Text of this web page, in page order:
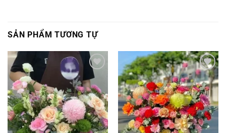
SẢN PHẨM TƯƠNG TỰ
Add to
wishlist
Add to
wishlist